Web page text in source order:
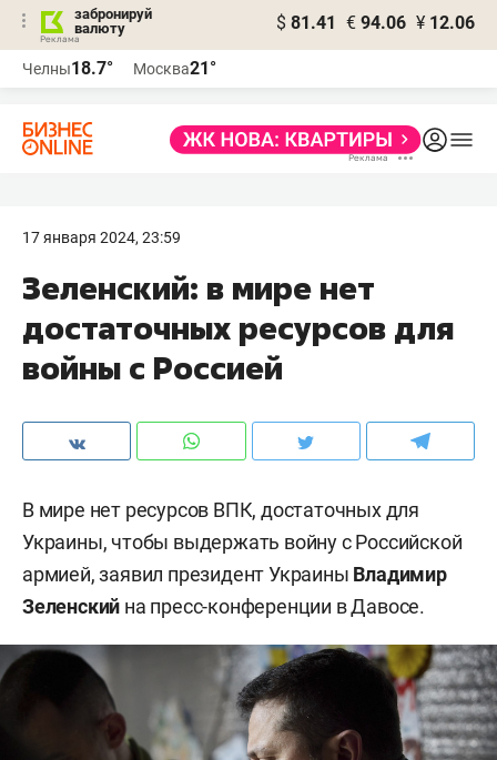
забронируй
валюту
$ 81.41 € 94.06 ¥ 12.06
Челны18.7° Москва21°
17 января 2024, 23:59
Зеленский: в мире нет
достаточных ресурсов для
войны с Россией
В мире нет ресурсов ВПК, достаточных для
Украины, чтобы выдержать войну с Российской
армией, заявил президент Украины Владимир
Зеленский на пресс-конференции в Давосе.